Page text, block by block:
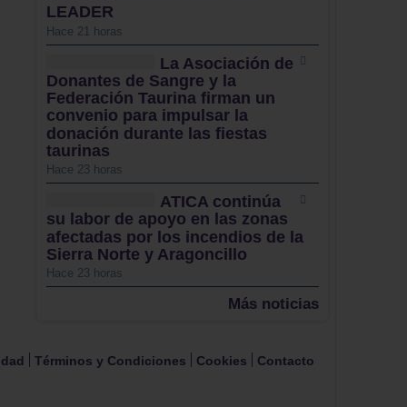
LEADER
Hace 21 horas
La Asociación de
Donantes de Sangre y la
Federación Taurina firman un
convenio para impulsar la
donación durante las fiestas
taurinas
Hace 23 horas
ATICA continúa
su labor de apoyo en las zonas
afectadas por los incendios de la
Sierra Norte y Aragoncillo
Hace 23 horas
Más noticias
Términos y Condiciones Cookies Contacto